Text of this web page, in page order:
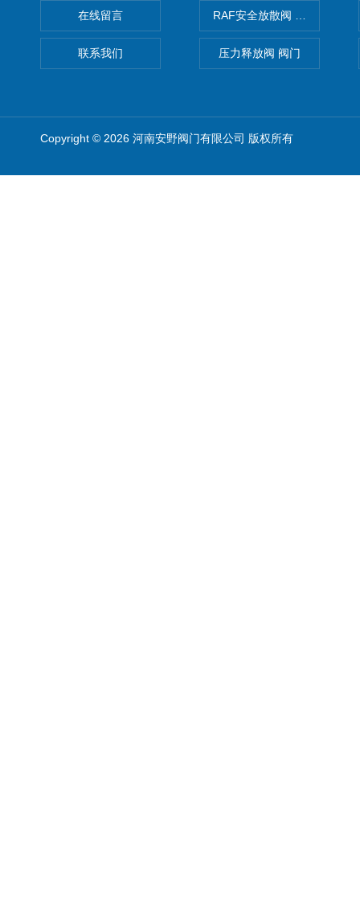
在线留言
联系我们
RAF安全放散阀 阀生产
压力释放阀 阀门
Copyright © 2026 河南安野阀门有限公司 版权所有